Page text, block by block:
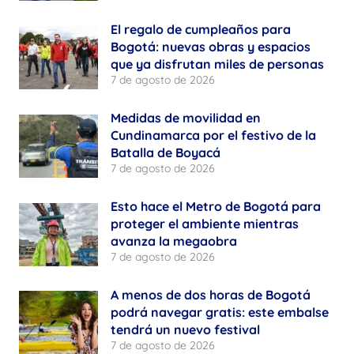
El regalo de cumpleaños para
Bogotá: nuevas obras y espacios
que ya disfrutan miles de personas
7 de agosto de 2026
Medidas de movilidad en
Cundinamarca por el festivo de la
Batalla de Boyacá
7 de agosto de 2026
Esto hace el Metro de Bogotá para
proteger el ambiente mientras
avanza la megaobra
7 de agosto de 2026
A menos de dos horas de Bogotá
podrá navegar gratis: este embalse
tendrá un nuevo festival
7 de agosto de 2026